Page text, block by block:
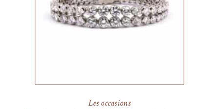
Les occasions